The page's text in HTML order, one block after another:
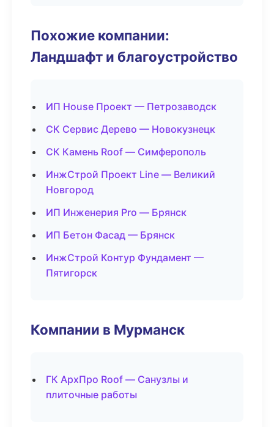
Похожие компании:
Ландшафт и благоустройство
ИП House Проект — Петрозаводск
СК Сервис Дерево — Новокузнецк
СК Камень Roof — Симферополь
ИнжСтрой Проект Line — Великий
Новгород
ИП Инженерия Pro — Брянск
ИП Бетон Фасад — Брянск
ИнжСтрой Контур Фундамент —
Пятигорск
Компании в Мурманск
ГК АрхПро Roof — Санузлы и
плиточные работы